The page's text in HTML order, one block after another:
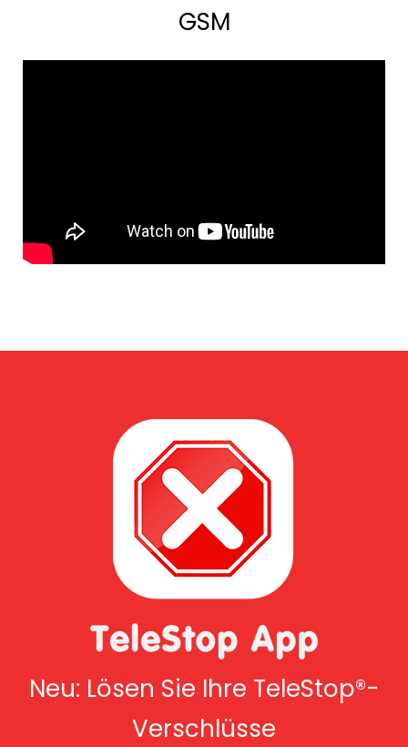
GSM
Neu: Lösen Sie Ihre TeleStop®-
Verschlüsse